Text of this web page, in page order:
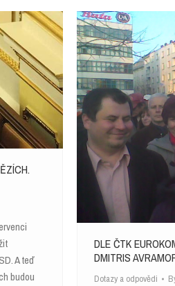
A teď
budou
DLE ČTK
DMITRIS
Dotazy a odpovědi